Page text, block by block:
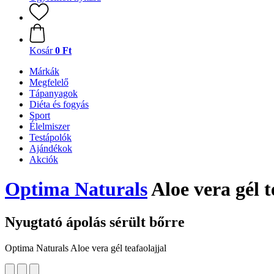
Kosár 0 Ft
Márkák
Megfelelő
Tápanyagok
Diéta és fogyás
Sport
Élelmiszer
Testápolók
Ajándékok
Akciók
Optima NaturalsAloe vera gél
Nyugtató ápolás sérült bőrre
Optima Naturals Aloe vera gél teafaolajjal